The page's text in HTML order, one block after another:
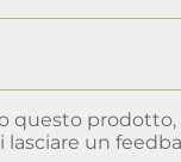
questo prodotto,
lasciare un